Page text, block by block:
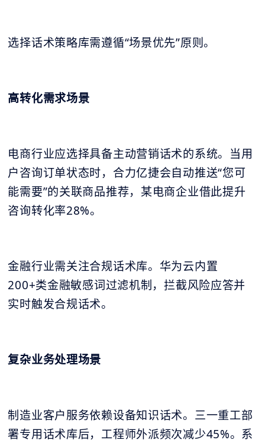
选择话术策略库需遵循“场景优先”原则。
高转化需求场景
电商行业应选择具备主动营销话术的系统。当用
户咨询订单状态时，合力亿捷会自动推送“您可
能需要”的关联商品推荐，某电商企业借此提升
咨询转化率28%。
金融行业需关注合规话术库。华为云内置
200+类金融敏感词过滤机制，拦截风险应答并
实时触发合规话术。
复杂业务处理场景
制造业客户服务依赖设备知识话术。三一重工部
署专用话术库后，工程师外派频次减少45%。系